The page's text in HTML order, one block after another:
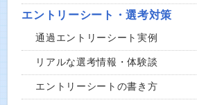
エントリーシート・選考対策
通過エントリーシート実例
リアルな選考情報・体験談
エントリーシートの書き方